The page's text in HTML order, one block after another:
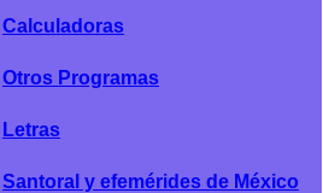
Calculadoras
Otros Programas
Letras
Santoral y efemérides de México